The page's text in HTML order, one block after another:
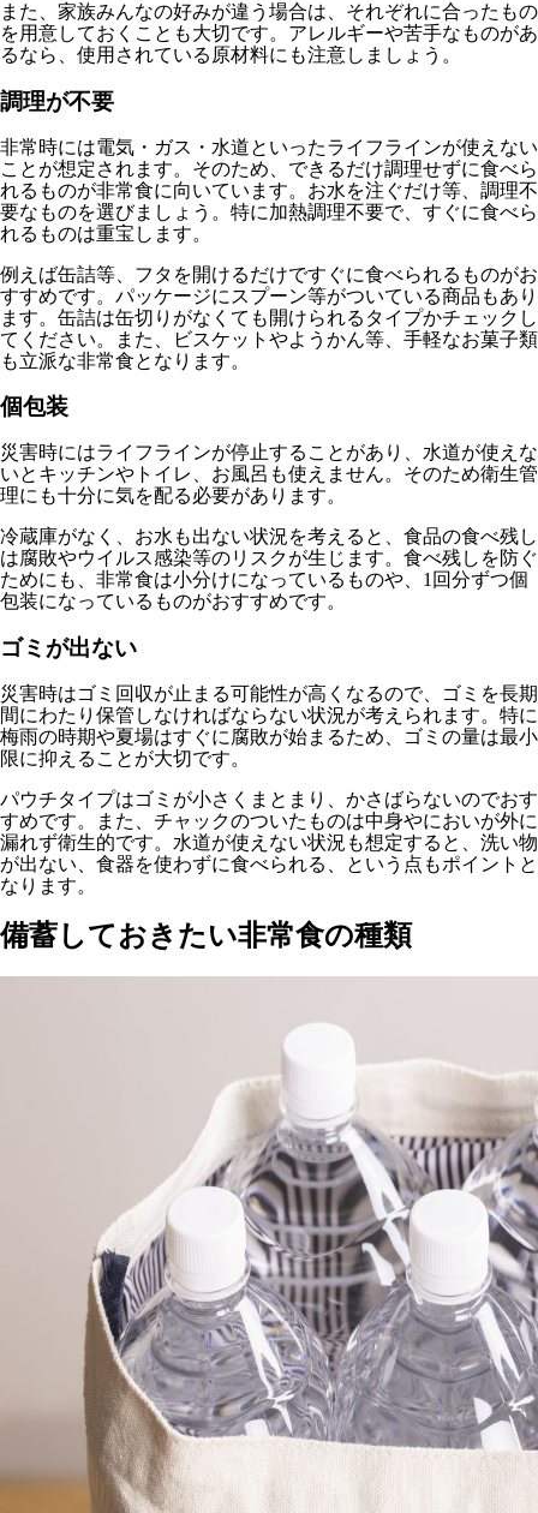
また、家族みんなの好みが違う場合は、それぞれに合ったもの
を用意しておくことも大切です。アレルギーや苦手なものがあ
るなら、使用されている原材料にも注意しましょう。
調理が不要
非常時には電気・ガス・水道といったライフラインが使えない
ことが想定されます。そのため、できるだけ調理せずに食べら
れるものが非常食に向いています。お水を注ぐだけ等、調理不
要なものを選びましょう。特に加熱調理不要で、すぐに食べら
れるものは重宝します。
例えば缶詰等、フタを開けるだけですぐに食べられるものがお
すすめです。パッケージにスプーン等がついている商品もあり
ます。缶詰は缶切りがなくても開けられるタイプかチェックし
てください。また、ビスケットやようかん等、手軽なお菓子類
も立派な非常食となります。
個包装
災害時にはライフラインが停止することがあり、水道が使えな
いとキッチンやトイレ、お風呂も使えません。そのため衛生管
理にも十分に気を配る必要があります。
冷蔵庫がなく、お水も出ない状況を考えると、食品の食べ残し
は腐敗やウイルス感染等のリスクが生じます。食べ残しを防ぐ
ためにも、非常食は小分けになっているものや、1回分ずつ個
包装になっているものがおすすめです。
ゴミが出ない
災害時はゴミ回収が止まる可能性が高くなるので、ゴミを長期
間にわたり保管しなければならない状況が考えられます。特に
梅雨の時期や夏場はすぐに腐敗が始まるため、ゴミの量は最小
限に抑えることが大切です。
パウチタイプはゴミが小さくまとまり、かさばらないのでおす
すめです。また、チャックのついたものは中身やにおいが外に
漏れず衛生的です。水道が使えない状況も想定すると、洗い物
が出ない、食器を使わずに食べられる、という点もポイントと
なります。
備蓄しておきたい非常食の種類